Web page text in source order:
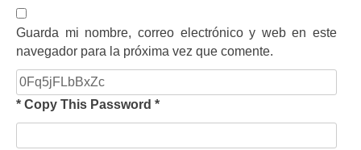
Guarda mi nombre, correo electrónico y web en este
navegador para la próxima vez que comente.
* Copy This Password *